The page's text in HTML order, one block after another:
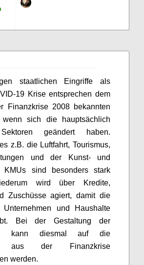
staatlichen Eingriffe als
19 Krise entsprechen dem
Finanzkrise 2008 bekannten
wenn sich die hauptsächlich
geändert haben.
z.B. die Luftfahrt, Tourismus,
und der Kunst- und
KMUs sind besonders stark
wird über
Kredite,
Zuschüsse agiert, damit die
Unternehmen und Haushalte
.
Bei der Gestaltung der
kann diesmal auf die
ausder Finanzkrise
werden.